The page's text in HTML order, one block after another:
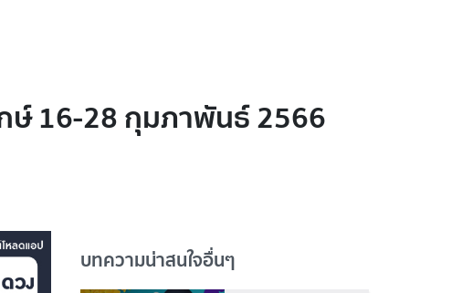
กษ์ 16-28 กุมภาพันธ์ 2566
บทความน่าสนใจอื่นๆ